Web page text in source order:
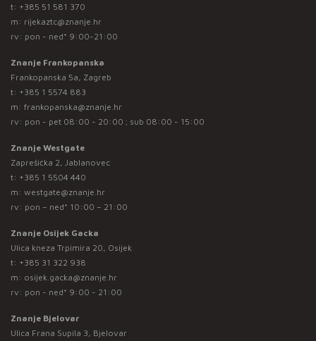
t: +385 51 581 370
m: rijekaztc@znanje.hr
rv: pon - ned* 9:00-21:00
Znanje Frankopanska
Frankopanska 5a, Zagreb
t: +385 1 5574 883
m: frankopanska@znanje.hr
rv: pon - pet 08:00 - 20:00 ; sub 08:00 - 15:00
Znanje Westgate
Zaprešićka 2, Jablanovec
t: +385 1 5504 440
m: westgate@znanje.hr
rv: pon – ned* 10:00 – 21:00
Znanje Osijek Gacka
Ulica kneza Trpimira 20, Osijek
t: +385 31 322 938
m: osijek.gacka@znanje.hr
rv: pon - ned* 9:00 - 21:00
Znanje Bjelovar
Ulica Frana Supila 3, Bjelovar